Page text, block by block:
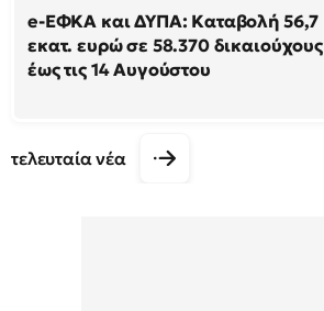
e-ΕΦΚΑ και ΔΥΠΑ: Καταβολή 56,7
εκατ. ευρώ σε 58.370 δικαιούχους
έως τις 14 Αυγούστου
τελευταία νέα